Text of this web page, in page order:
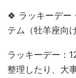
🍀 ラッキーデー
テム（牡羊座向
ラッキーデー：
整理したり、大